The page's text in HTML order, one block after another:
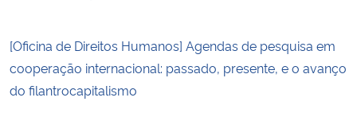
[Oficina de Direitos Humanos] Agendas de pesquisa em
cooperação internacional: passado, presente, e o avanço
do filantrocapitalismo